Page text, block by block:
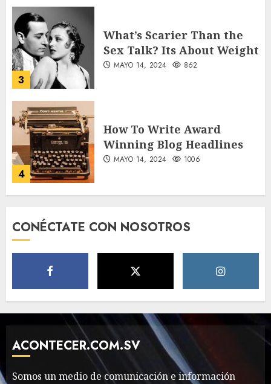
4
How To Write Award
Winning Blog Headlines
MAYO 14, 2024 1006
5
How Many of These Italian
Foods Have You Tried?
MAYO 14, 2024 812
Classic Cars in a Retro
The full story of
Thailand’s extraordinary
cave rescue
MAYO 14, 2024 1005
CONÉCTATE CON NOSOTROS
ACONTECER.COM.SV
Somos un medio de comunicación e información